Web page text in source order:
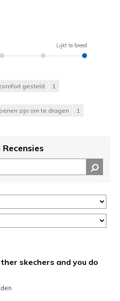
Lijkt te breed
gesteld 1
zijn om te dragen 1
skechers and you do